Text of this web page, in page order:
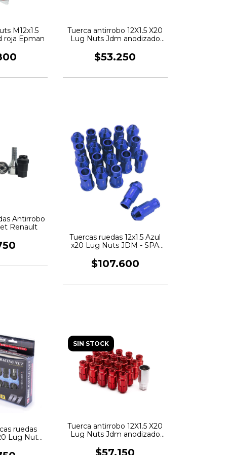
M12x1.5
roja Epman
Tuerca antirrobo 12X1.5 X20
Lug Nuts Jdm anodizado
$53.250
Antirrobo
Renault
Tuercas ruedas 12x1.5 Azul
x20 Lug Nuts JDM - SPA
$107.600
ruedas
Lug Nuts
SIN STOCK
Tuerca antirrobo 12X1.5 X20
Lug Nuts Jdm anodizado
$57.150